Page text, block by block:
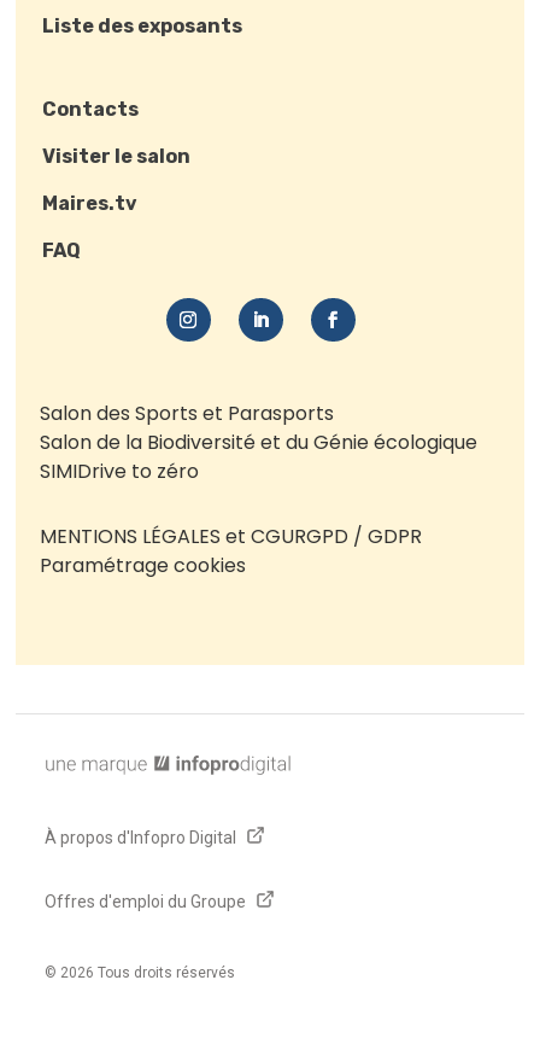
Liste des exposants
Contacts
Visiter le salon
Maires.tv
FAQ
Salon des Sports et Parasports
Salon de la Biodiversité et du Génie écologique
SIMIDrive to zéro
MENTIONS LÉGALES et CGURGPD / GDPR
Paramétrage cookies